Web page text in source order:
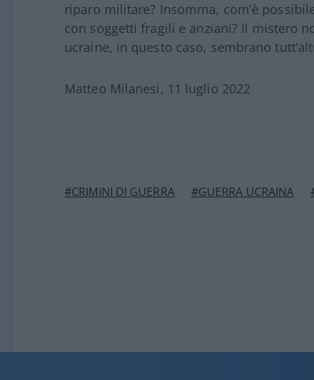
riparo militare? Insomma, com’è
con soggetti fragili e anziani? Il mistero
ucraine, in questo caso, sembrano
Matteo Milanesi, 11 luglio 2022
#CRIMINI DI GUERRA #GUERRA UCRAINA